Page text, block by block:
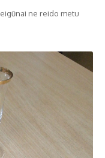
ne reido metu